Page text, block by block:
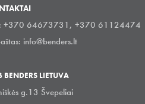
+370 64673731, +370 61124474
info@benders.lt
BENDERS LIETUVA
g.13 Švepeliai